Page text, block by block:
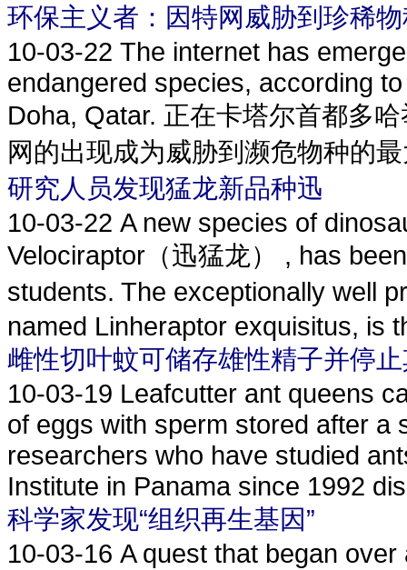
环保主义者：因特网威胁到珍稀
10-03-22 The internet has
endangered species, according
Doha, Qatar. 正在卡塔尔首都多
网的出现成为威胁到濒危物种的
研究人员发现猛龙新品种迅
10-03-22 A new species of
Velociraptor（迅猛龙） , has
students. The exceptionally well
named Linheraptor exquisitus, is
雌性切叶蚊可储存雄性精子并停
10-03-19 Leafcutter ant queens
of eggs with sperm stored after a
researchers who have studied
Institute in Panama since 1992
科学家发现“组织再生基因”
10-03-16 A quest that began